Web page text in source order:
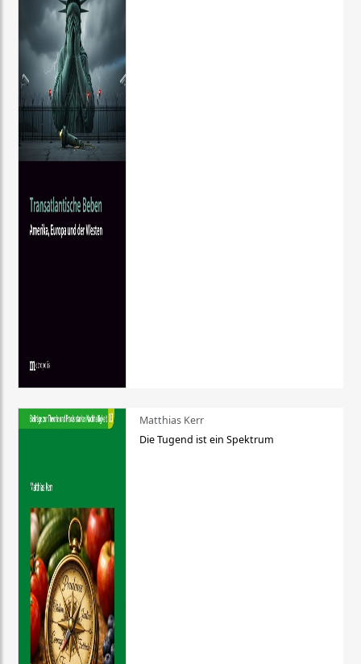
Matthias Kerr
Die Tugend ist ein Spektrum